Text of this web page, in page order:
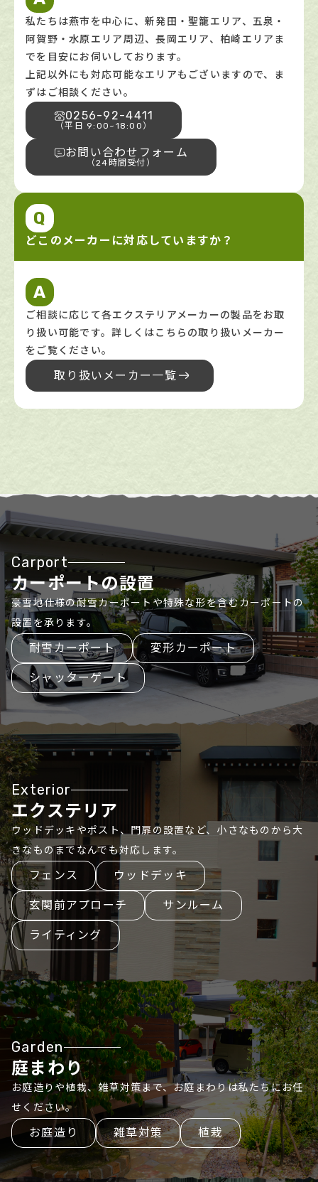
私たちは燕市を中心に、新発田・聖籠エリア、五泉・
阿賀野・水原エリア周辺、長岡エリア、柏崎エリアま
でを目安にお伺いしております。
上記以外にも対応可能なエリアもございますので、ま
ずはご相談ください。
0256-92-4411
（平日 9:00~18:00）
お問い合わせフォーム
（24時間受付）
Q
どこのメーカーに対応していますか？
A
ご相談に応じて各エクステリアメーカーの製品をお取
り扱い可能です。詳しくはこちらの取り扱いメーカー
をご覧ください。
取り扱いメーカー一覧
Carport
カーポートの設置
豪雪地仕様の耐雪カーポートや特殊な形を含むカーポートの
設置を承ります。
耐雪カーポート 変形カーポート
シャッターゲート
Exterior
エクステリア
ウッドデッキやポスト、門扉の設置など、小さなものから大
きなものまでなんでも対応します。
フェンス ウッドデッキ
玄関前アプローチ サンルーム
ライティング
Garden
庭まわり
お庭造りや植栽、雑草対策まで、お庭まわりは私たちにお任
せください。
お庭造り 雑草対策 植栽